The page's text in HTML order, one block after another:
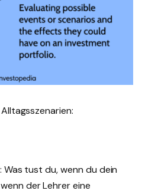
Was tust du, wenn du dein
der Lehrer eine